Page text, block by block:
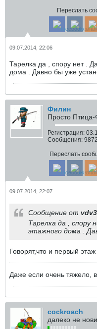
Переслать
09.07.2014, 22:06
Тарелка да , спору нет .
дома . Давно бы уже
Филин
Просто
Регистрация:
Сообщения: 9872
Переслать
09.07.2014, 22:07
Сообщение от
Тарелка да , спору
этажного дома .
Говорят,что и первый
Даже если очень тяжело,
cockroach
далеко не